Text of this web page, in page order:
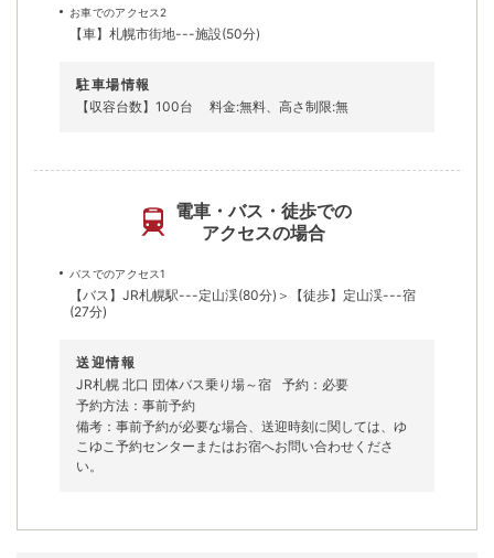
お車でのアクセス2
【車】札幌市街地---施設(50分)
駐車場情報
【収容台数】100台
料金:無料、高さ制限:無
電車・バス・徒歩での
アクセスの場合
バスでのアクセス1
【バス】JR札幌駅---定山渓(80分)＞【徒歩】定山渓---宿
(27分)
送迎情報
JR札幌 北口 団体バス乗り場～宿
予約：必要
予約方法：事前予約
備考：事前予約が必要な場合、送迎時刻に関しては、ゆ
こゆこ予約センターまたはお宿へお問い合わせくださ
い。